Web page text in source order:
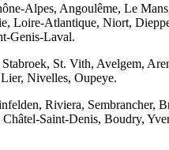
Alpes, Angoulême, Le
Loire-Atlantique, Niort,
Genis-Laval.
St. Vith, Avelgem,
Nivelles, Oupeye.
Riviera, Sembrancher,
Saint-Denis, Boudry,